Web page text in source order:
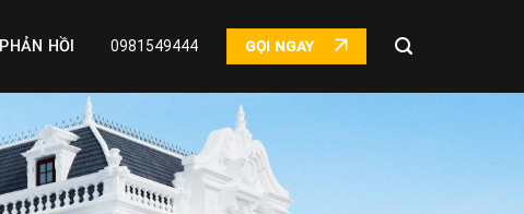
PHẢN HỒI 0981549444 GỌI NGAY